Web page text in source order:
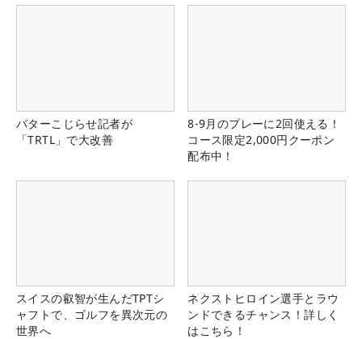
パターこじらせ記者が
「TRTL」で大改善
8-9月のプレーに2回使える！
コース限定2,000円クーポン
配布中！
スイスの叡智が生んだTPTシ
ャフトで、ゴルフを異次元の
世界へ
ネクストヒロイン選手とラウ
ンドできるチャンス！詳しく
はこちら！